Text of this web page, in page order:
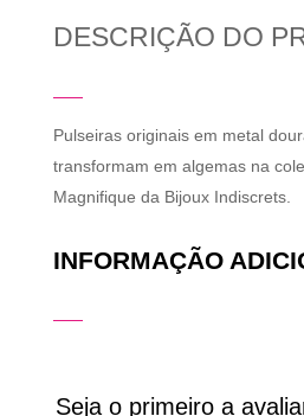
DESCRIÇÃO DO
Pulseiras originais em metal
transformam em algemas na
Magnifique da Bijoux Indiscrets.
INFORMAÇÃO
Seja o primeiro a